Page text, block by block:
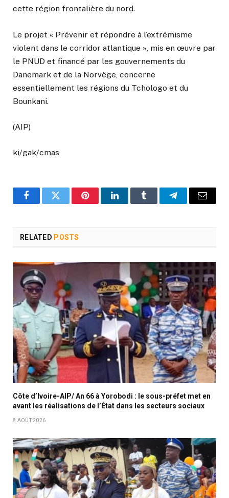
cette région frontalière du nord.
Le projet « Prévenir et répondre à l’extrémisme
violent dans le corridor atlantique », mis en œuvre par
le PNUD et financé par les gouvernements du
Danemark et de la Norvège, concerne
essentiellement les régions du Tchologo et du
Bounkani.
(AIP)
ki/gak/cmas
FacebookTwitter PinterestLinkedInTumblr TelegramEmail
RELATED POSTS
Côte d’Ivoire-AIP/ An 66 à Yorobodi : le sous-préfet met en
avant les réalisations de l’État dans les secteurs sociaux
8 AOÛT 2026